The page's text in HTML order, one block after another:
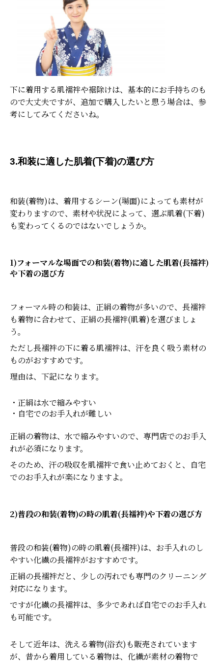
下に着用する肌襦袢や裾除けは、基本的にお手持ちのも
ので大丈夫ですが、追加で購入したいと思う場合は、参
考にしてみてくださいね。
3.和装に適した肌着(下着)の選び方
和装(着物)は、着用するシーン(場面)によっても素材が
変わりますので、素材や状況によって、選ぶ肌着(下着)
も変わってくるのではないでしょうか。
1)フォーマルな場面での和装(着物)に適した肌着(長襦袢)
や下着の選び方
フォーマル時の和装は、正絹の着物が多いので、長襦袢
も着物に合わせて、正絹の長襦袢(肌着)を選びましょ
う。
ただし長襦袢の下に着る肌襦袢は、汗を良く吸う素材の
ものがおすすめです。
理由は、下記になります。
・正絹は水で縮みやすい
・自宅でのお手入れが難しい
正絹の着物は、水で縮みやすいので、専門店でのお手入
れが必須になります。
そのため、汗の吸収を肌襦袢で食い止めておくと、自宅
でのお手入れが楽になりますよ。
2)普段の和装(着物)の時の肌着(長襦袢)や下着の選び方
普段の和装(着物)の時の肌着(長襦袢)は、お手入れのし
やすい化繊の長襦袢がおすすめです。
正絹の長襦袢だと、少しの汚れでも専門のクリーニング
対応になります。
ですが化繊の長襦袢は、多少であれば自宅でのお手入れ
も可能です。
そして近年は、洗える着物(浴衣)も販売されています
が、昔から着用している着物は、化繊が素材の着物で